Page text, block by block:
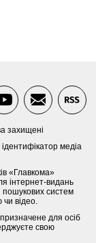
захищені
медіа
«Главкома»
інтернет-видань
пошукових систем
чи відео.
для осіб
свою